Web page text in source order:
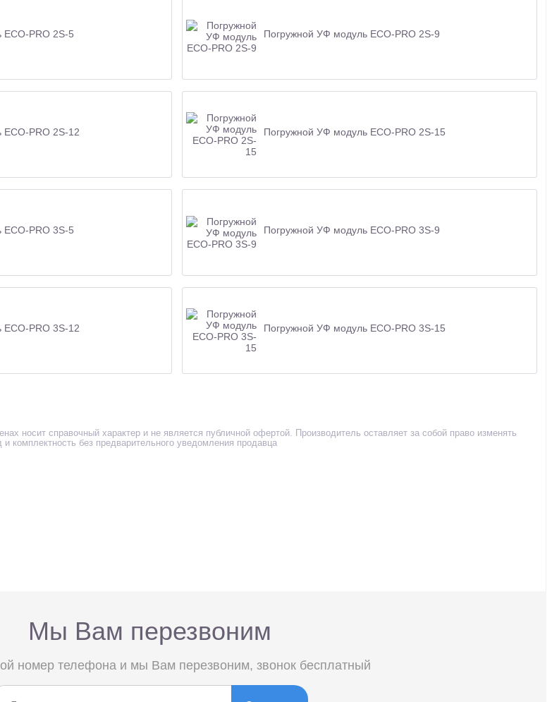
PRO 2S-5 Погружной УФ модуль ECO-PRO 2S-9
PRO 2S-12 Погружной УФ модуль ECO-PRO 2S-15
PRO 3S-5 Погружной УФ модуль ECO-PRO 3S-9
PRO 3S-12 Погружной УФ модуль ECO-PRO 3S-15
носит справочный характер и не является публичной офертой. Производитель оставляет за собой право изменять
и комплектность без предварительного уведомления продавца
Мы Вам перезвоним
номер телефона и мы Вам перезвоним, звонок бесплатный